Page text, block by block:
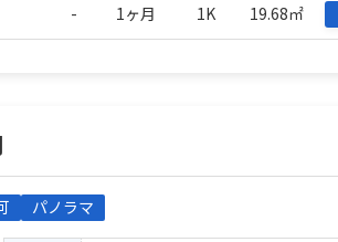
- 1ヶ月 1K 19.68㎡
パノラマ